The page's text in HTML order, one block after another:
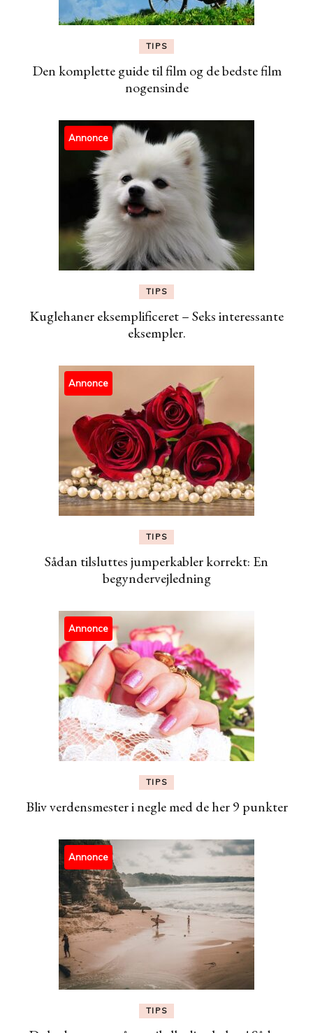
TIPS
Den komplette guide til film og de bedste film
nogensinde
Annonce
TIPS
Kuglehaner eksemplificeret – Seks interessante
eksempler.
Annonce
TIPS
Sådan tilsluttes jumperkabler korrekt: En
begyndervejledning
Annonce
TIPS
Bliv verdensmester i negle med de her 9 punkter
Annonce
TIPS